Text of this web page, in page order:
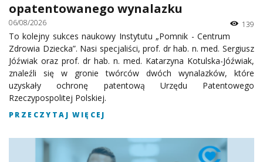
opatentowanego wynalazku
06/08/2026 139
To kolejny sukces naukowy Instytutu „Pomnik - Centrum
Zdrowia Dziecka”. Nasi specjaliści, prof. dr hab. n. med. Sergiusz
Jóźwiak oraz prof. dr hab. n. med. Katarzyna Kotulska-Jóźwiak,
znaleźli się w gronie twórców dwóch wynalazków, które
uzyskały ochronę patentową Urzędu Patentowego
Rzeczypospolitej Polskiej.
PRZECZYTAJ WIĘCEJ